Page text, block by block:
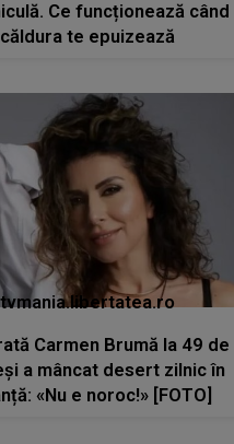
Ce funcționează când
căldura te epuizează
tvmania.libertatea.ro
Carmen Brumă la 49 de
a mâncat desert zilnic în
«Nu e noroc!» [FOTO]